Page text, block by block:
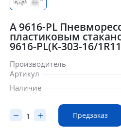
A 9616-PL
пластиковым
9616-PL(K-303-16/
Производитель
Артикул
Наличие
Предзаказ